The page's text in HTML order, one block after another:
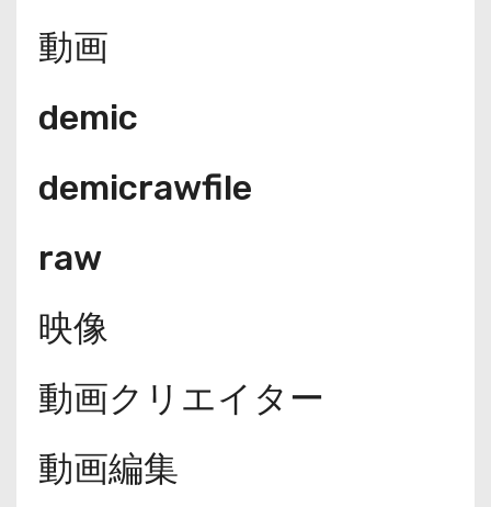
動画
demic
demicrawfile
raw
映像
動画クリエイター
動画編集